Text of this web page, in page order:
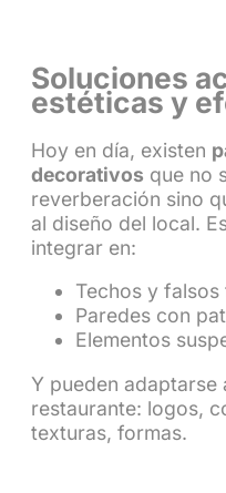
Soluciones
estéticas y
Hoy en día, existen
decorativos que no
reverberación sino
al diseño del local.
integrar en:
Techos y
Paredes con
Elementos
Y pueden adaptarse
restaurante: logos,
texturas, formas.